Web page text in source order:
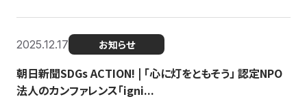
2025.12.17 お知らせ
朝日新聞SDGs ACTION! | 「心に灯をともそう」 認定NPO
法人のカンファレンス「igni...